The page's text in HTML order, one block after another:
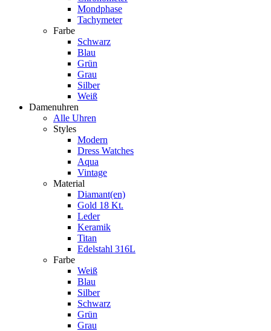
Mondphase
Tachymeter
Farbe
Schwarz
Blau
Grün
Grau
Silber
Weiß
Damenuhren
Alle Uhren
Styles
Modern
Dress Watches
Aqua
Vintage
Material
Diamant(en)
Gold 18 Kt.
Leder
Keramik
Titan
Edelstahl 316L
Farbe
Weiß
Blau
Silber
Schwarz
Grün
Grau